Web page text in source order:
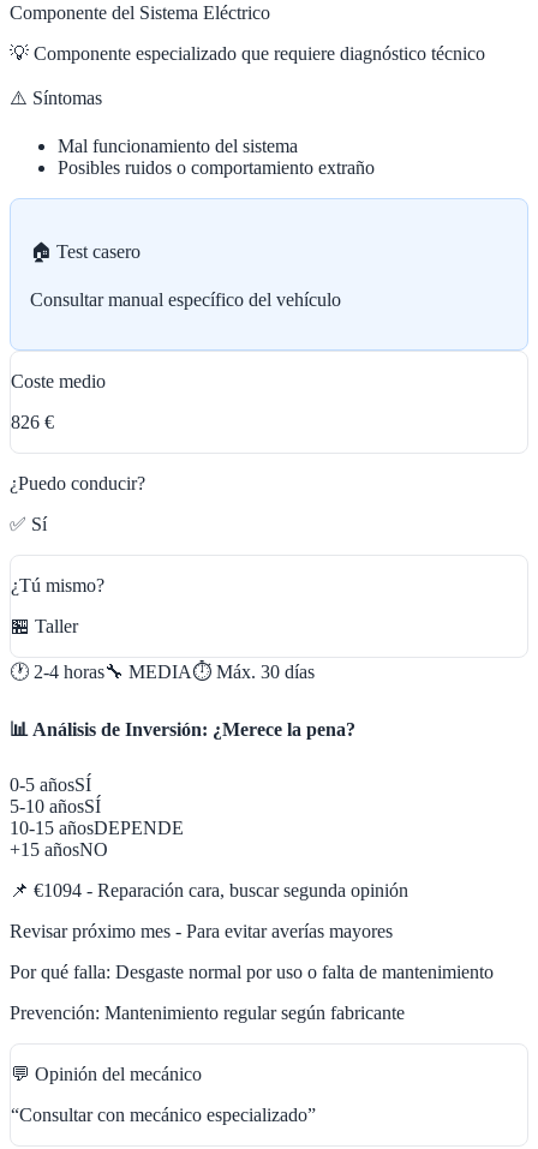
Componente del Sistema Eléctrico
💡 Componente especializado que requiere diagnóstico técnico
⚠️ Síntomas
Mal funcionamiento del sistema
Posibles ruidos o comportamiento extraño
🏠 Test casero
Consultar manual específico del vehículo
Coste medio
826 €
¿Puedo conducir?
✅ Sí
¿Tú mismo?
🏪 Taller
🕐 2-4 horas🔧 MEDIA⏱️ Máx. 30 días
📊 Análisis de Inversión: ¿Merece la pena?
0-5 añosSÍ
5-10 añosSÍ
10-15 añosDEPENDE
+15 añosNO
📌 €1094 - Reparación cara, buscar segunda opinión
Revisar próximo mes - Para evitar averías mayores
Por qué falla: Desgaste normal por uso o falta de mantenimiento
Prevención: Mantenimiento regular según fabricante
💬 Opinión del mecánico
“Consultar con mecánico especializado”